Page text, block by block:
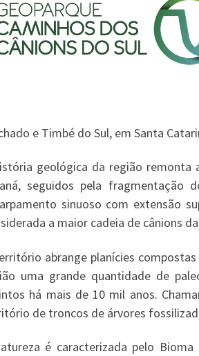
e Timbé do Sul, em Santa
geológica da região remonta
seguidos pela fragmentação
sinuoso com extensão
a maior cadeia de cânions
abrange planícies
uma grande quantidade de
há mais de 10 mil anos.
de troncos de árvores
é caracterizada pelo